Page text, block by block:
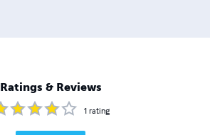
Ratings & Reviews
1 rating